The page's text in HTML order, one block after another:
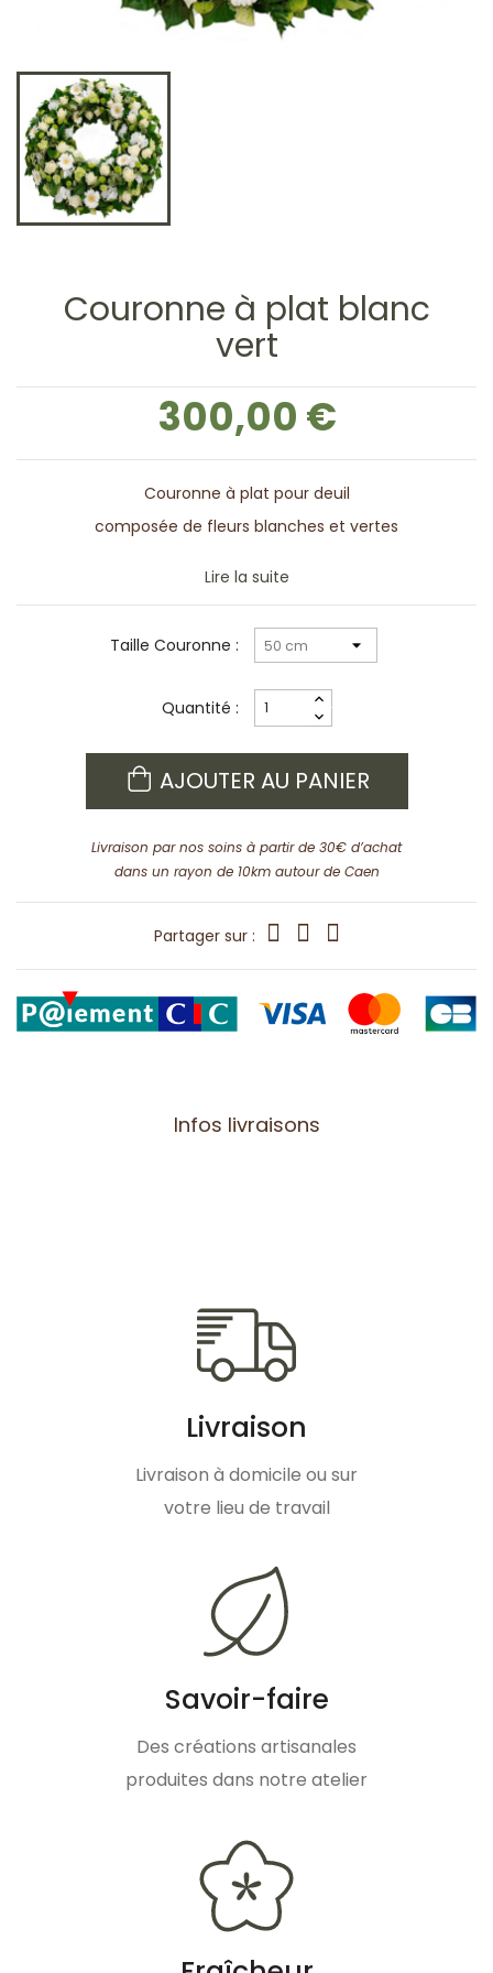
Couronne à plat blanc
vert
300,00 €
Couronne à plat pour deuil
composée de fleurs blanches et vertes
Lire la suite
Taille Couronne :
Quantité :
AJOUTER AU PANIER
Livraison par nos soins à partir de 30€ d’achat
dans un rayon de 10km autour de Caen
Partager sur :
Infos livraisons
Livraison
Livraison à domicile ou sur
votre lieu de travail
Savoir-faire
Des créations artisanales
produites dans notre atelier